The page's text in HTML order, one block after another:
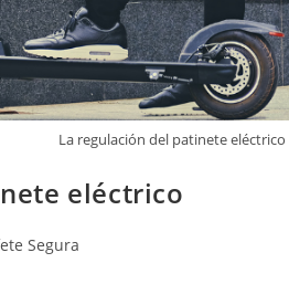
La regulación del patinete eléctrico
eléctrico
Segura